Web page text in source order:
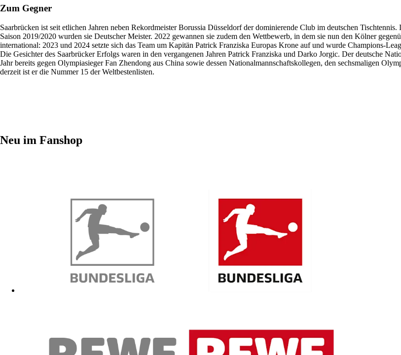
Zum Gegner
Saarbrücken ist seit etlichen Jahren neben Rekordmeister Borussia Düsseldorf der dominierende Club im deutschen
Saison 2019/2020 wurden sie Deutscher Meister. 2022 gewannen sie zudem den Wettbewerb, in dem sie nun den Kölner
international: 2023 und 2024 setzte sich das Team um Kapitän Patrick Franziska Europas Krone auf und wurde Champions-
Die Gesichter des Saarbrücker Erfolgs waren in den vergangenen Jahren Patrick Franziska und Darko Jorgic. Der deutsche
Jahr bereits gegen Olympiasieger Fan Zhendong aus China sowie dessen Nationalmannschaftskollegen, den sechsmaligen
derzeit ist er die Nummer 15 der Weltbestenlisten.
Neu im Fanshop